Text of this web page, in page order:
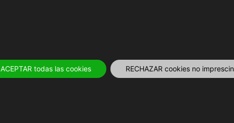
ACEPTAR todas las cookies RECHAZAR cookies no